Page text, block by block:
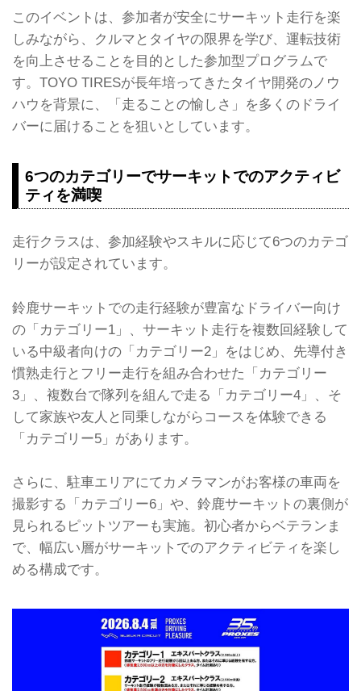
このイベントは、参加者が安全にサーキット走行を楽
しみながら、クルマとタイヤの限界を学び、運転技術
を向上させることを目的とした参加型プログラムで
す。TOYO TIRESが長年培ってきたタイヤ開発のノウ
ハウを背景に、「走ることの愉しさ」を多くのドライ
バーに届けることを狙いとしています。
6つのカテゴリーでサーキットでのアクティビ
ティを満喫
走行クラスは、参加経験やスキルに応じて6つのカテゴ
リーが設定されています。
鈴鹿サーキットでの走行経験が豊富なドライバー向け
の「カテゴリー1」、サーキット走行を複数回経験して
いる中級者向けの「カテゴリー2」をはじめ、先導付き
慣熟走行とフリー走行を組み合わせた「カテゴリー
3」、複数台で隊列を組んで走る「カテゴリー4」、そ
して家族や友人と同乗しながらコースを体験できる
「カテゴリー5」があります。
さらに、駐車エリアにてカメラマンがお客様の車両を
撮影する「カテゴリー6」や、鈴鹿サーキットの裏側が
見られるピットツアーも実施。初心者からベテランま
で、幅広い層がサーキットでのアクティビティを楽し
める構成です。